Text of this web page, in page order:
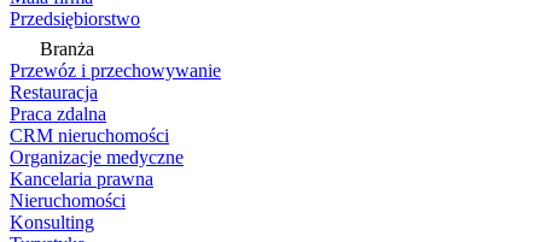
Przedsiębiorstwo
Branża
Przewóz i przechowywanie
Restauracja
Praca zdalna
CRM nieruchomości
Organizacje medyczne
Kancelaria prawna
Nieruchomości
Konsulting